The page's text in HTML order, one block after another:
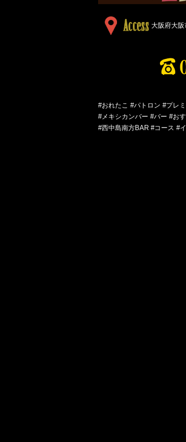
大阪府大
#おれたこ #パトロン #プレ
#メキシカンバー #バー #お
#西中島南方BAR #コース #